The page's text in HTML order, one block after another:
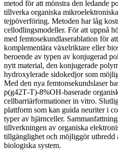
metod för att mönstra den ledande
tillverka organiska
tejpöverföring. Metoden har låg
cellodlingsmodeller. För att uppnå
med femtosekundlaserablation för
komplementära växelriktare eller
beroende av typen av konjugerad
nytt material, den konjugerade
hydroxylerade sidokedjor som
Med den nya femtonsekundslaser
p(g42T‑T)‑8%OH-baserade
cellbarriärformationer in vitro.
plattform som kan guida neuriter i
typer av hjärnceller.
tillverkningen av organiska
tillgänglighet och möjliggör utbredd
biologiska system.